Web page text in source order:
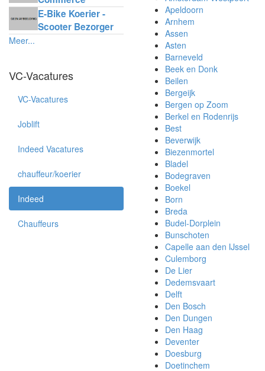
Delivery
E-Bike Koerier -
Scooter Bezorger
Meer...
VC-Vacatures
VC-Vacatures
Joblift
Indeed Vacatures
chauffeur/koerier
Indeed
Chauffeurs
Apeldoorn
Arnhem
Assen
Asten
Barneveld
Beek en Donk
Beilen
Bergeijk
Bergen op Zoom
Berkel en Rodenrijs
Best
Beverwijk
Biezenmortel
Bladel
Bodegraven
Boekel
Born
Breda
Budel-Dorplein
Bunschoten
Capelle aan den IJssel
Culemborg
De Lier
Dedemsvaart
Delft
Den Bosch
Den Dungen
Den Haag
Deventer
Doesburg
Doetinchem